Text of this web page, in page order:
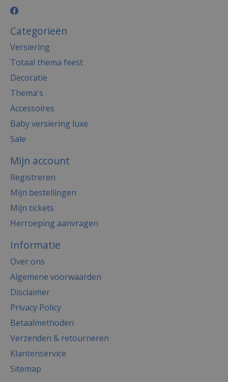
Categorieën
Versiering
Totaal thema feest
Decoratie
Thema's
Accessoires
Baby versiering luxe
Sale
Mijn account
Registreren
Mijn bestellingen
Mijn tickets
Herroeping aanvragen
Informatie
Over ons
Algemene voorwaarden
Disclaimer
Privacy Policy
Betaalmethoden
Verzenden & retourneren
Klantenservice
Sitemap